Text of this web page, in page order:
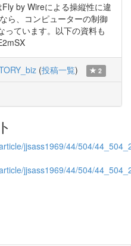
by Wireによる操縦性に違
ら、コンピューターの制御
っています。以下の資料も
(投稿一覧) 2
jjsass1969/44/504/
jjsass1969/44/504/